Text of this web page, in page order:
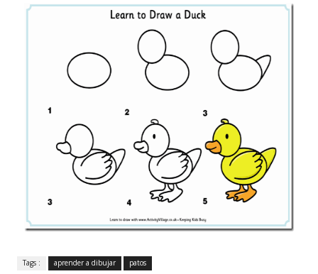
Tags : aprender a dibujar patos